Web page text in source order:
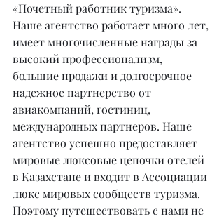
«Почетный работник туризма».
Наше агентство работает много лет,
имеет многочисленные награды за
высокий профессионализм,
большие продажи и долгосрочное
надежное партнерство от
авиакомпаний, гостиниц,
международных партнеров. Наше
агентство успешно предоставляет
мировые люксовые цепочки отелей
в Казахстане и входит в Ассоциации
люкс мировых сообществ туризма.
Поэтому путешествовать с нами не